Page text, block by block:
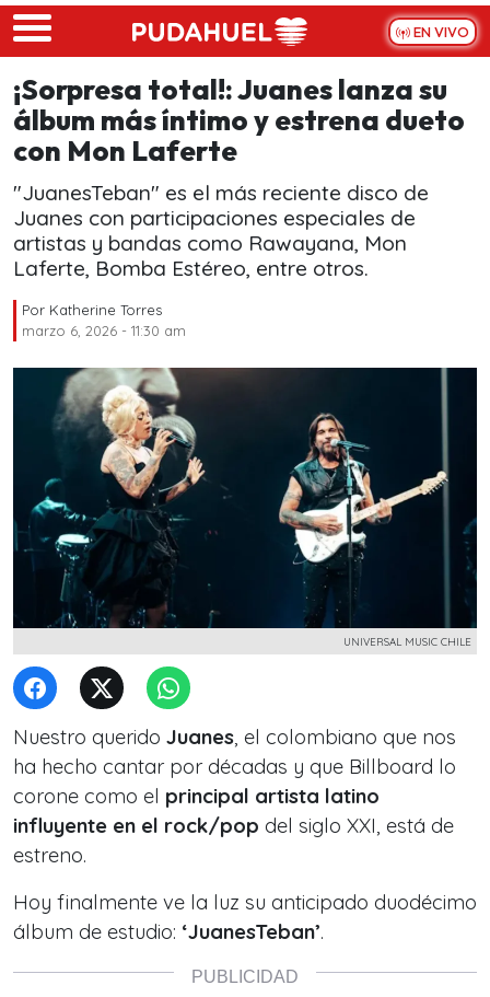
Skip to main content
EN VIVO
¡Sorpresa total!: Juanes lanza su
álbum más íntimo y estrena dueto
con Mon Laferte
"JuanesTeban" es el más reciente disco de
Juanes con participaciones especiales de
artistas y bandas como Rawayana, Mon
Laferte, Bomba Estéreo, entre otros.
Por Katherine Torres
marzo 6, 2026 - 11:30 am
UNIVERSAL MUSIC CHILE
Nuestro querido Juanes, el colombiano que nos
ha hecho cantar por décadas y que Billboard lo
corone como el principal artista latino
influyente en el rock/pop del siglo XXI, está de
estreno.
Hoy finalmente ve la luz su anticipado duodécimo
álbum de estudio: ‘JuanesTeban’.